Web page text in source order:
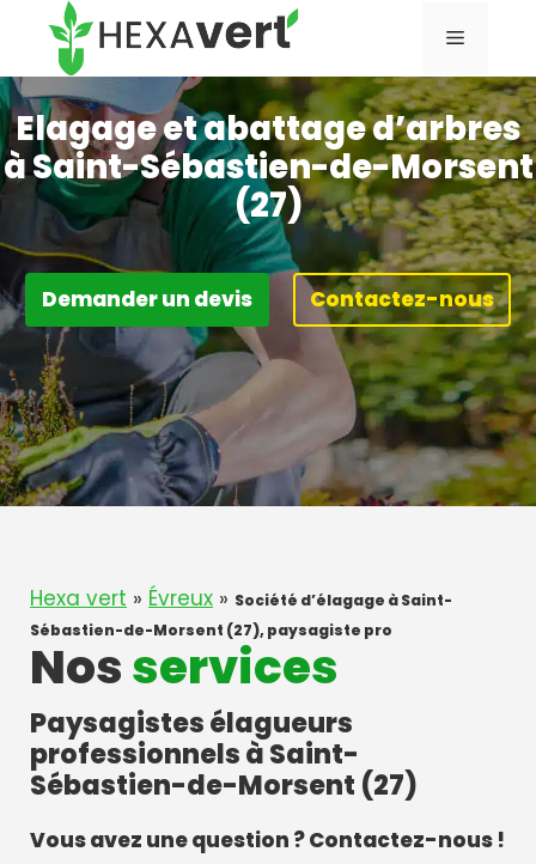
contenu
Menu
Elagage et abattage d’arbres
à Saint-Sébastien-de-Morsent
(27)
Demander un devis Contactez-nous
Hexa vert » Évreux » Société d’élagage à Saint-
Sébastien-de-Morsent (27), paysagiste pro
Nosservices
Paysagistes élagueurs
professionnels à Saint-
Sébastien-de-Morsent (27)
Vous avez une question ? Contactez-nous !